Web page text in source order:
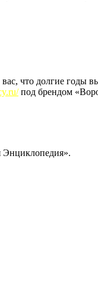
что долгие
под брендом